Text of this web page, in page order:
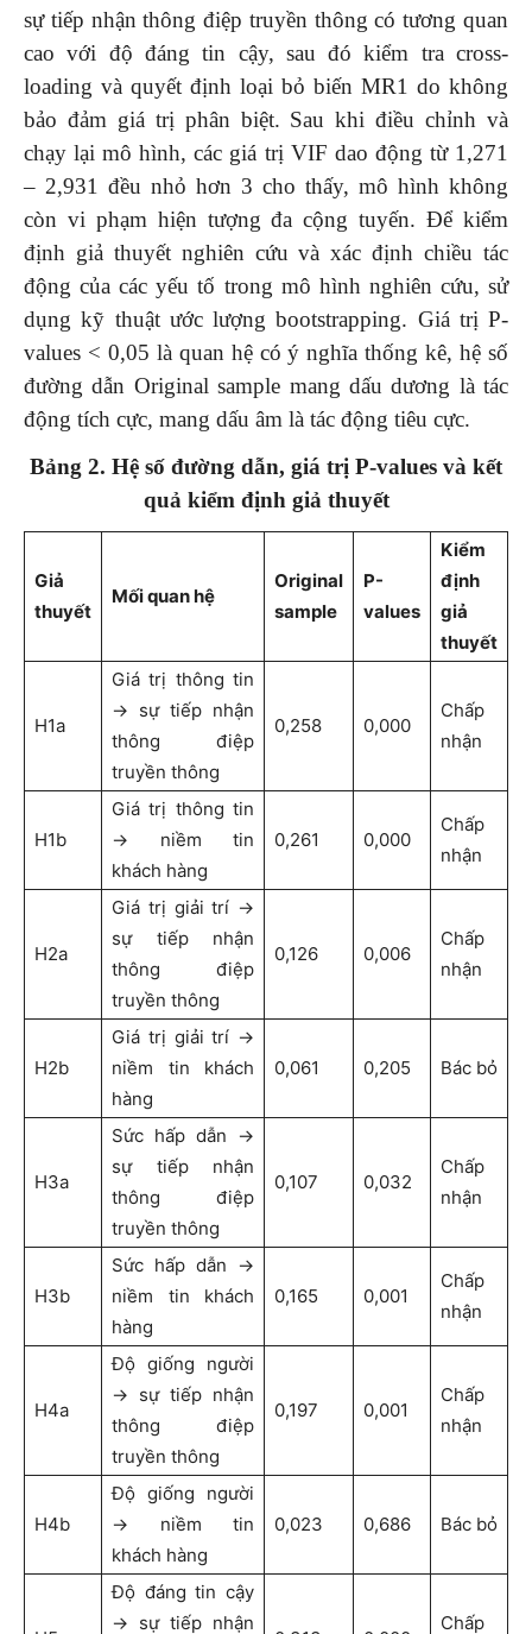
sự tiếp nhận thông điệp truyền thông có tương quan
cao với độ đáng tin cậy, sau đó kiểm tra cross-
loading và quyết định loại bỏ biến MR1 do không
bảo đảm giá trị phân biệt. Sau khi điều chỉnh và
chạy lại mô hình, các giá trị VIF dao động từ 1,271
– 2,931 đều nhỏ hơn 3 cho thấy, mô hình không
còn vi phạm hiện tượng đa cộng tuyến. Để kiểm
định giả thuyết nghiên cứu và xác định chiều tác
động của các yếu tố trong mô hình nghiên cứu, sử
dụng kỹ thuật ước lượng bootstrapping. Giá trị P-
values < 0,05 là quan hệ có ý nghĩa thống kê, hệ số
đường dẫn Original sample mang dấu dương là tác
động tích cực, mang dấu âm là tác động tiêu cực.
Bảng 2. Hệ số đường dẫn, giá trị P-values và kết
quả kiểm định giả thuyết
Giả
thuyết
Mối quan hệ
Original
sample
P-
values
Kiểm
định
giả
thuyết
H1a
Giá trị thông tin
→ sự tiếp nhận
thông điệp
truyền thông
0,258 0,000
Chấp
nhận
H1b
Giá trị thông tin
→ niềm tin
khách hàng
0,261 0,000
Chấp
nhận
H2a
Giá trị giải trí →
sự tiếp nhận
thông điệp
truyền thông
0,126 0,006
Chấp
nhận
H2b
Giá trị giải trí →
niềm tin khách
hàng
0,061 0,205 Bác bỏ
H3a
Sức hấp dẫn →
sự tiếp nhận
thông điệp
truyền thông
0,107 0,032
Chấp
nhận
H3b
Sức hấp dẫn →
niềm tin khách
hàng
0,165 0,001
Chấp
nhận
H4a
Độ giống người
→ sự tiếp nhận
thông điệp
truyền thông
0,197 0,001
Chấp
nhận
H4b
Độ giống người
→ niềm tin
khách hàng
0,023 0,686 Bác bỏ
Độ đáng tin cậy
→ sự tiếp nhận
Chấp